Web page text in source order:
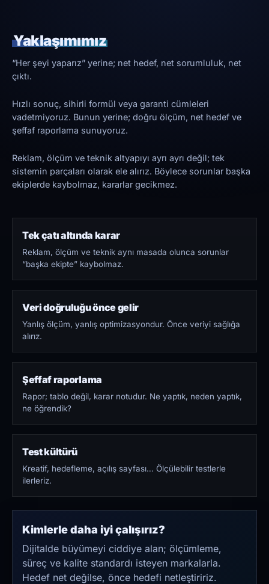
Yaklaşımımız
“Her şeyi yaparız” yerine; net hedef, net sorumluluk, net
çıktı.
Hızlı sonuç, sihirli formül veya garanti cümleleri
vadetmiyoruz. Bunun yerine; doğru ölçüm, net hedef ve
şeffaf raporlama sunuyoruz.
Reklam, ölçüm ve teknik altyapıyı ayrı ayrı değil; tek
sistemin parçaları olarak ele alırız. Böylece sorunlar başka
ekiplerde kaybolmaz, kararlar gecikmez.
Tek çatı altında karar
Reklam, ölçüm ve teknik aynı masada olunca sorunlar
“başka ekipte” kaybolmaz.
Veri doğruluğu önce gelir
Yanlış ölçüm, yanlış optimizasyondur. Önce veriyi sağlığa
alırız.
Şeffaf raporlama
Rapor; tablo değil, karar notudur. Ne yaptık, neden yaptık,
ne öğrendik?
Test kültürü
Kreatif, hedefleme, açılış sayfası… Ölçülebilir testlerle
ilerleriz.
Kimlerle daha iyi çalışırız?
Dijitalde büyümeyi ciddiye alan; ölçümleme,
süreç ve kalite standardı isteyen markalarla.
Hedef net değilse, önce hedefi netleştiririz.